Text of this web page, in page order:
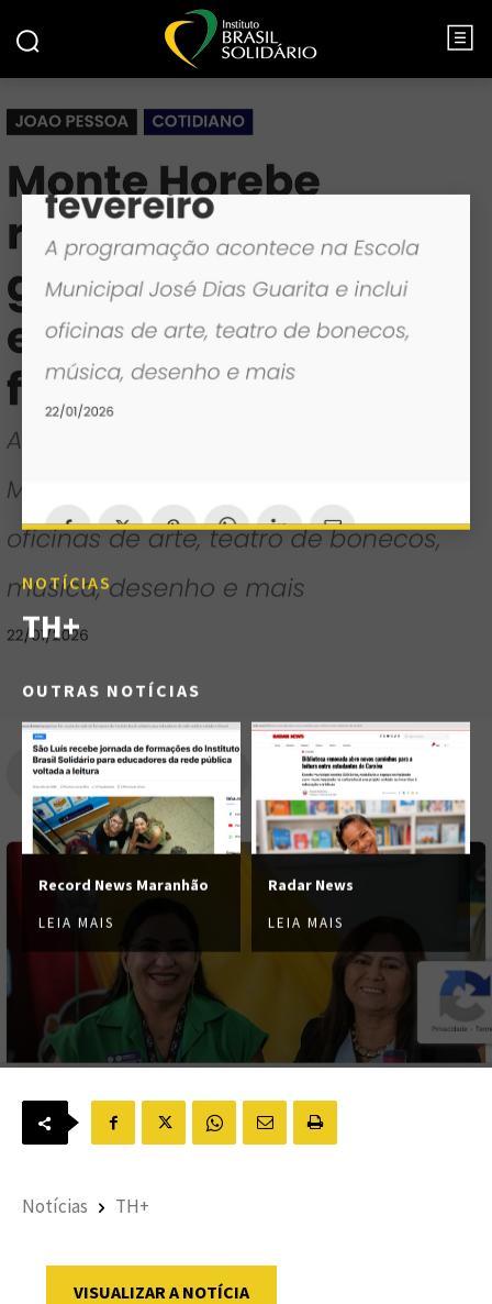
NOTÍCIAS
TH+
OUTRAS NOTÍCIAS
Record News Maranhão
LEIA MAIS
Radar News
LEIA MAIS
Notícias TH+
VISUALIZAR A NOTÍCIA